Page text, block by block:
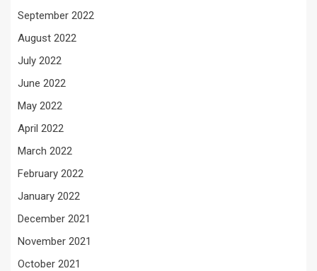
September 2022
August 2022
July 2022
June 2022
May 2022
April 2022
March 2022
February 2022
January 2022
December 2021
November 2021
October 2021